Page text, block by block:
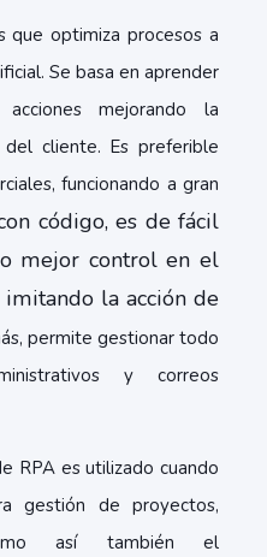
que optimiza procesos a
Se basa en aprender
acciones mejorando la
cliente. Es preferible
funcionando a gran
código, es de fácil
mejor control en el
la acción de
permite gestionar todo
y correos
RPA es utilizado cuando
gestión de proyectos,
así también el